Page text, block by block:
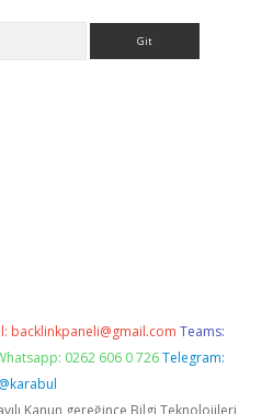
backlinkpaneli@gmail.com Teams:
0262 606 0 726 Telegram:
@karabul
Kanun gereğince Bilgi Teknolojileri